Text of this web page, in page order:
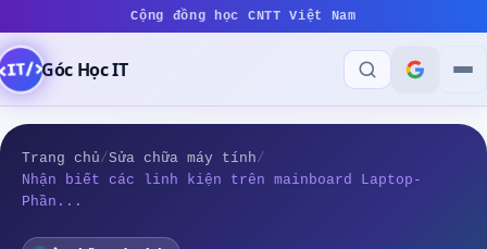
Cộng đồng học CNTT Việt Nam
Góc Học IT
Trang chủ/Sửa chữa máy tính/
Nhận biết các linh kiện trên mainboard Laptop-
Phần...